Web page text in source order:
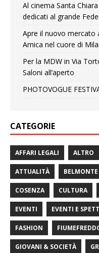
Al cinema Santa
dedicati al grande
Apre il nuovo mercato
Amica nel cuore di
Per la MDW in Via
Saloni all’aperto
PHOTOVOGUE
CATEGORIE
AFFARI LEGALI ALTRO
ATTUALITÀ
COSENZA CULTURA
EVENTI EVENTI E
FASHION
GIOVANI & SOCIETÀ